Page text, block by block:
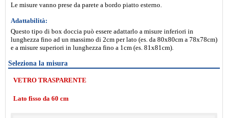
Le misure vanno prese da parete a bordo piatto esterno.
Adattabilità:
Questo tipo di box doccia può essere adattarlo a misure inferiori in
lunghezza fino ad un massimo di 2cm per lato (es. da 80x80cm a 78x78cm)
e a misure superiori in lunghezza fino a 1cm (es. 81x81cm).
Seleziona la misura
VETRO TRASPARENTE
Lato fisso da 60 cm